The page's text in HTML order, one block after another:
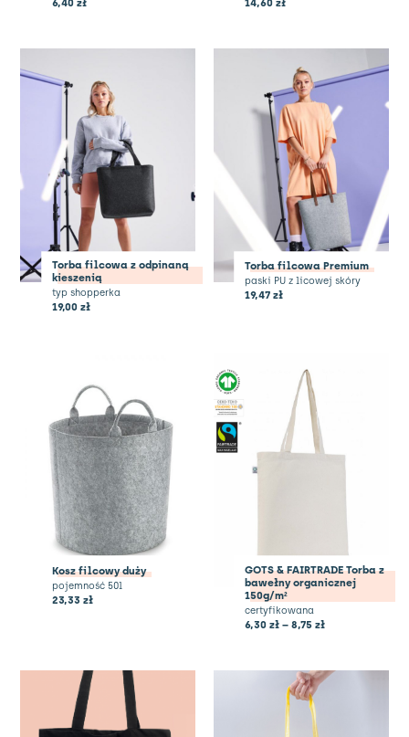
6,40 zł 14,60zł
Torba filcowa z odpinaną
kieszenią
typ shopperka
19,00 zł
Torba filcowa Premium
paski PU z licowej skóry
19,47zł
Kosz filcowy duży
pojemność 50l
23,33 zł
GOTS & FAIRTRADE Torba z
bawełny organicznej
150g/m²
certyfikowana
6,30zł –8,75zł